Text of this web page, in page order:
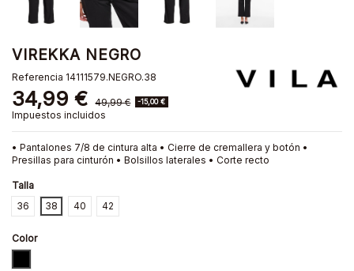
VIREKKA NEGRO
Referencia 14111579.NEGRO.38
34,99 € 49,99 € -15,00 €
Impuestos incluidos
• Pantalones 7/8 de cintura alta • Cierre de cremallera y botón •
Presillas para cinturón • Bolsillos laterales • Corte recto
Talla
36
38 40 42
Color